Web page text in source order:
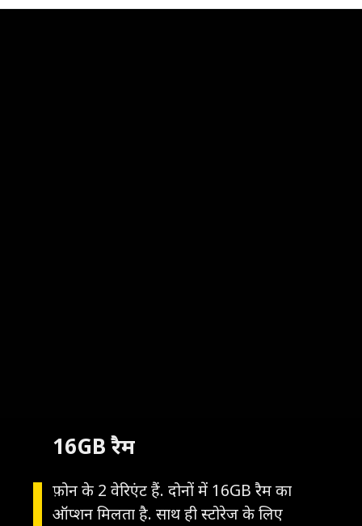
फ़ोन के 2 वेरिएंट हैं. दोनों में 16GB रैम का
ऑप्शन मिलता है. साथ ही स्टोरेज के लिए
16GB रैम